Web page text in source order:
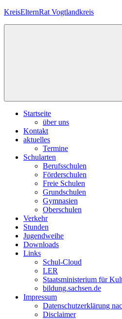
Zum
KreisElternRat Vogtlandkreis
Startseite
über uns
Kontakt
aktuelles
Termine
Schularten
Berufsschulen
Förderschulen
Freie Schulen
Grundschulen
Gymnasien
Oberschulen
Verkehr
Stunden
Jugendweihe
Downloads
Links
Schul-Cloud
LER
Staatsministerium für
bildung.sachsen.de
Impressum
Datenschutzerklärung
Disclaimer